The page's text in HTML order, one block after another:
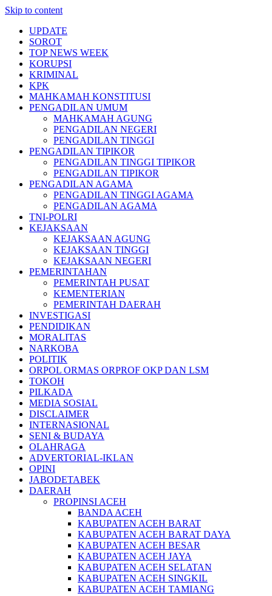
Skip to content
UPDATE
SOROT
TOP NEWS WEEK
KORUPSI
KRIMINAL
KPK
MAHKAMAH KONSTITUSI
PENGADILAN UMUM
MAHKAMAH AGUNG
PENGADILAN NEGERI
PENGADILAN TINGGI
PENGADILAN TIPIKOR
PENGADILAN TINGGI TIPIKOR
PENGADILAN TIPIKOR
PENGADILAN AGAMA
PENGADILAN TINGGI AGAMA
PENGADILAN AGAMA
TNI-POLRI
KEJAKSAAN
KEJAKSAAN AGUNG
KEJAKSAAN TINGGI
KEJAKSAAN NEGERI
PEMERINTAHAN
PEMERINTAH PUSAT
KEMENTERIAN
PEMERINTAH DAERAH
INVESTIGASI
PENDIDIKAN
MORALITAS
NARKOBA
POLITIK
ORPOL ORMAS ORPROF OKP DAN LSM
TOKOH
PILKADA
MEDIA SOSIAL
DISCLAIMER
INTERNASIONAL
SENI & BUDAYA
OLAHRAGA
ADVERTORIAL-IKLAN
OPINI
JABODETABEK
DAERAH
PROPINSI ACEH
BANDA ACEH
KABUPATEN ACEH BARAT
KABUPATEN ACEH BARAT DAYA
KABUPATEN ACEH BESAR
KABUPATEN ACEH JAYA
KABUPATEN ACEH SELATAN
KABUPATEN ACEH SINGKIL
KABUPATEN ACEH TAMIANG